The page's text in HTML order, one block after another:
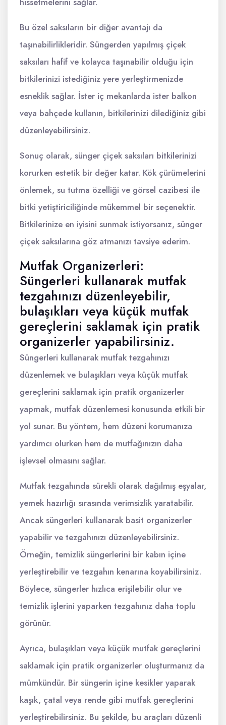
Bu özel saksıların bir diğer avantajı da
taşınabilirlikleridir. Süngerden yapılmış çiçek
saksıları hafif ve kolayca taşınabilir olduğu için
bitkilerinizi istediğiniz yere yerleştirmenizde
esneklik sağlar. İster iç mekanlarda ister balkon
veya bahçede kullanın, bitkilerinizi dilediğiniz gibi
düzenleyebilirsiniz.
Sonuç olarak, sünger çiçek saksıları bitkilerinizi
korurken estetik bir değer katar. Kök çürümelerini
önlemek, su tutma özelliği ve görsel cazibesi ile
bitki yetiştiriciliğinde mükemmel bir seçenektir.
Bitkilerinize en iyisini sunmak istiyorsanız, sünger
çiçek saksılarına göz atmanızı tavsiye ederim.
Mutfak Organizerleri:
Süngerleri kullanarak mutfak
tezgahınızı düzenleyebilir,
bulaşıkları veya küçük mutfak
gereçlerini saklamak için pratik
organizerler yapabilirsiniz.
Süngerleri kullanarak mutfak tezgahınızı
düzenlemek ve bulaşıkları veya küçük mutfak
gereçlerini saklamak için pratik organizerler
yapmak, mutfak düzenlemesi konusunda etkili bir
yol sunar. Bu yöntem, hem düzeni korumanıza
yardımcı olurken hem de mutfağınızın daha
işlevsel olmasını sağlar.
Mutfak tezgahında sürekli olarak dağılmış eşyalar,
yemek hazırlığı sırasında verimsizlik yaratabilir.
Ancak süngerleri kullanarak basit organizerler
yapabilir ve tezgahınızı düzenleyebilirsiniz.
Örneğin, temizlik süngerlerini bir kabın içine
yerleştirebilir ve tezgahın kenarına koyabilirsiniz.
Böylece, süngerler hızlıca erişilebilir olur ve
temizlik işlerini yaparken tezgahınız daha toplu
görünür.
Ayrıca, bulaşıkları veya küçük mutfak gereçlerini
saklamak için pratik organizerler oluşturmanız da
mümkündür. Bir süngerin içine kesikler yaparak
kaşık, çatal veya rende gibi mutfak gereçlerini
yerleştirebilirsiniz. Bu şekilde, bu araçları düzenli